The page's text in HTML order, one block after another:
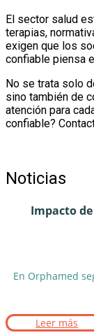
El sector salud
terapias,
exigen que los
confiable piensa
No se trata solo
sino también de
atención para
confiable?
Noticias
Impacto
En Orphamed
Leer más